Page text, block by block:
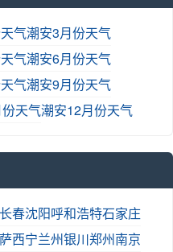
气潮安3月份天气
气潮安6月份天气
气潮安9月份天气
天气潮安12月份天气
长春沈阳呼和浩特石家庄
西宁兰州银川郑州南京